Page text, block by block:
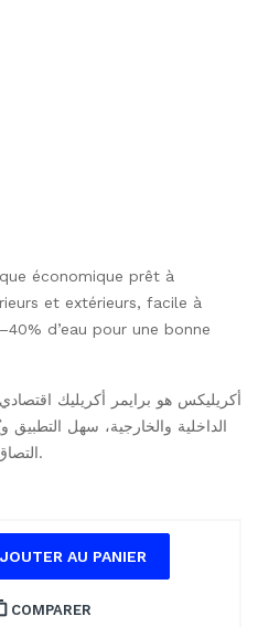
économique prêt à
et extérieurs, facile à
d’eau pour une bonne
أكريليكس هو برايمر أكريليك
التصاق ممتاز قبل وضع الطلاء أو الاندوي.
AU PANIER
COMPARER